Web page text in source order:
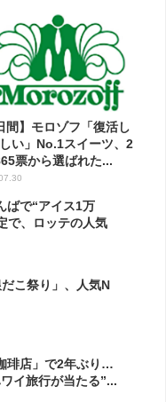
間】モロゾフ「復活し
い」No.1スイーツ、2
票から選ばれた...
ばで“アイス1万
で、ロッテの人気
だこ祭り」、人気N
琲店」で2年ぶり…
イ旅行が当たる”...